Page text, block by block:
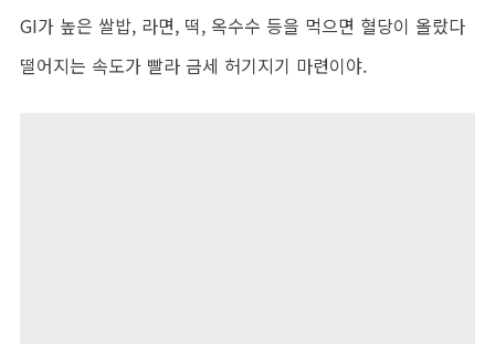
GI가 높은 쌀밥, 라면, 떡, 옥수수 등을 먹으면 혈당이 올랐다
떨어지는 속도가 빨라 금세 허기지기 마련이야.